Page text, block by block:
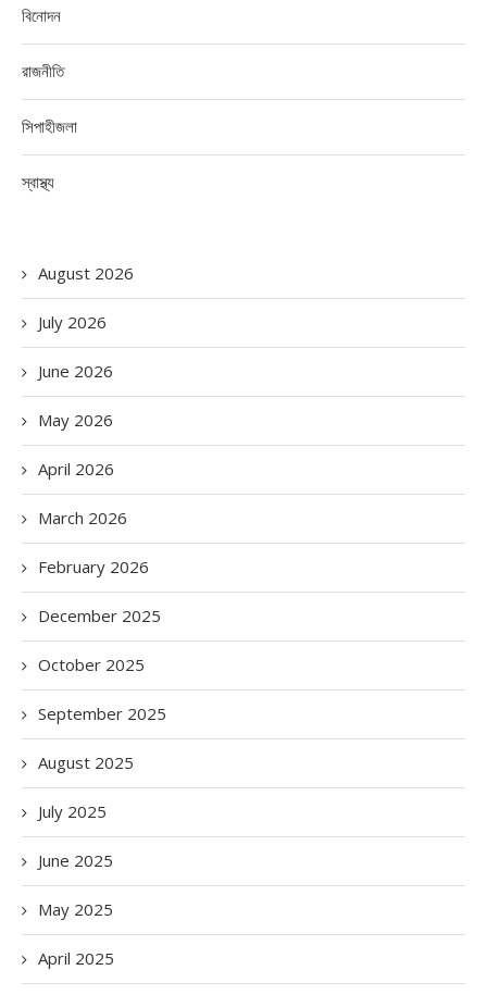
বিনোদন
রাজনীতি
সিপাহীজলা
স্বাস্থ্য
August 2026
July 2026
June 2026
May 2026
April 2026
March 2026
February 2026
December 2025
October 2025
September 2025
August 2025
July 2025
June 2025
May 2025
April 2025